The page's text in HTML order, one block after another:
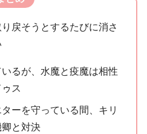
戻そうとするたびに消さ
いるが、水魔と疫魔は相性
ス
ーを守っている間、キリ
と対決